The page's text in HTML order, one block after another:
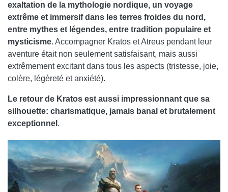
exaltation de la mythologie nordique, un voyage
extrême et immersif dans les terres froides du nord,
entre mythes et légendes, entre tradition populaire et
mysticisme. Accompagner Kratos et Atreus pendant leur
aventure était non seulement satisfaisant, mais aussi
extrêmement excitant dans tous les aspects (tristesse, joie,
colère, légèreté et anxiété).
Le retour de Kratos est aussi impressionnant que sa
silhouette: charismatique, jamais banal et brutalement
exceptionnel .